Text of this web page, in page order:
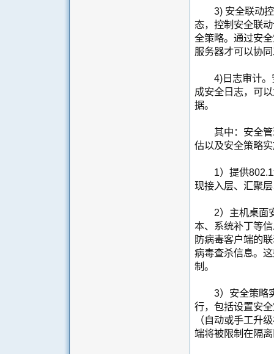
3) 安全联动控
态，控制安全联
全策略。通过安
服务器才可以协
4)日志审计。安
成安全日志，可
据。
其中：安全管
估以及安全策略
1）提供802.1x
现接入层、汇聚
2）主机桌面安
本、系统补丁等
防病毒客户端的
病毒查杀信息。
制。
3）安全策略实
行，包括设置安
（自动或手工升
端将被限制在隔